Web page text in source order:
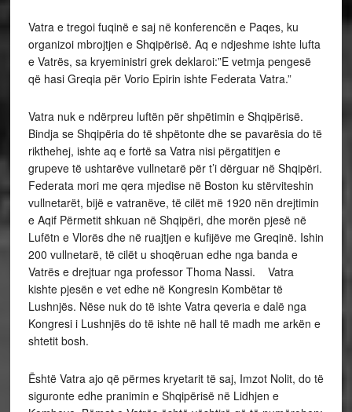
Vatra e tregoi fuqinë e saj në konferencën e Paqes, ku
organizoi mbrojtjen e Shqipërisë. Aq e ndjeshme ishte lufta
e Vatrës, sa kryeministri grek deklaroi:”E vetmja pengesë
që hasi Greqia për Vorio Epirin ishte Federata Vatra.”
Vatra nuk e ndërpreu luftën për shpëtimin e Shqipërisë.
Bindja se Shqipëria do të shpëtonte dhe se pavarësia do të
rikthehej, ishte aq e fortë sa Vatra nisi përgatitjen e
grupeve të ushtarëve vullnetarë për t’i dërguar në Shqipëri.
Federata mori me qera mjedise në Boston ku stërviteshin
vullnetarët, bijë e vatranëve, të cilët më 1920 nën drejtimin
e Aqif Përmetit shkuan në Shqipëri, dhe morën pjesë në
Lufëtn e Vlorës dhe në ruajtjen e kufijëve me Greqinë. Ishin
200 vullnetarë, të cilët u shoqëruan edhe nga banda e
Vatrës e drejtuar nga professor Thoma Nassi. Vatra
kishte pjesën e vet edhe në Kongresin Kombëtar të
Lushnjës. Nëse nuk do të ishte Vatra qeveria e dalë nga
Kongresi i Lushnjës do të ishte në hall të madh me arkën e
shtetit bosh.
Është Vatra ajo që përmes kryetarit të saj, Imzot Nolit, do të
siguronte edhe pranimin e Shqipërisë në Lidhjen e